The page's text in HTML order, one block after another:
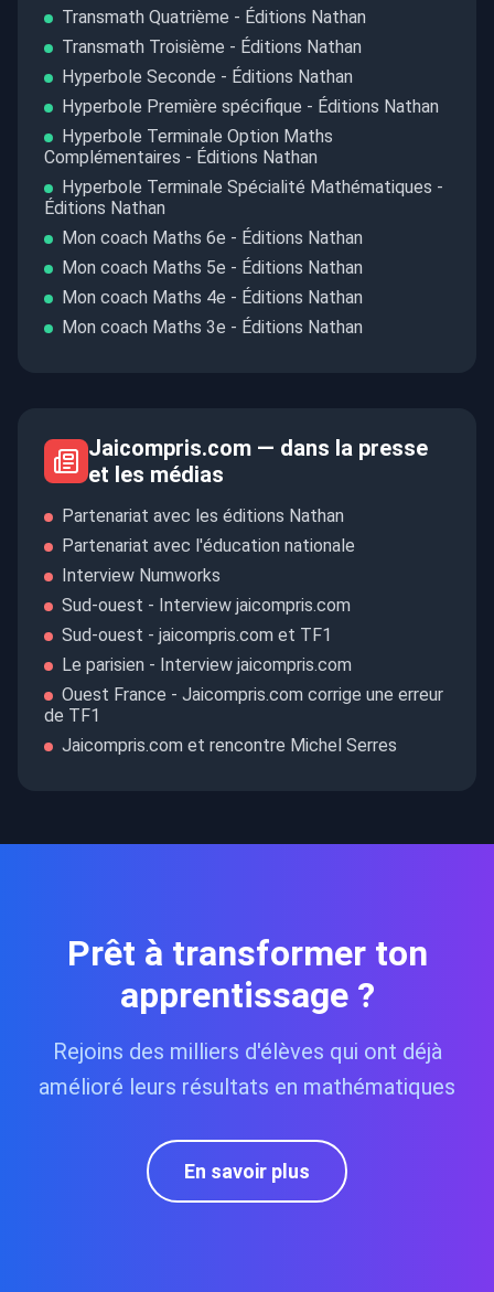
Transmath Quatrième - Éditions Nathan
Transmath Troisième - Éditions Nathan
Hyperbole Seconde - Éditions Nathan
Hyperbole Première spécifique - Éditions Nathan
Hyperbole Terminale Option Maths
Complémentaires - Éditions Nathan
Hyperbole Terminale Spécialité Mathématiques -
Éditions Nathan
Mon coach Maths 6e - Éditions Nathan
Mon coach Maths 5e - Éditions Nathan
Mon coach Maths 4e - Éditions Nathan
Mon coach Maths 3e - Éditions Nathan
Jaicompris.com — dans la presse
et les médias
Partenariat avec les éditions Nathan
Partenariat avec l'éducation nationale
Interview Numworks
Sud-ouest - Interview jaicompris.com
Sud-ouest - jaicompris.com et TF1
Le parisien - Interview jaicompris.com
Ouest France - Jaicompris.com corrige une erreur
de TF1
Jaicompris.com et rencontre Michel Serres
Prêt à transformer ton
apprentissage ?
Rejoins des milliers d'élèves qui ont déjà
amélioré leurs résultats en mathématiques
En savoir plus